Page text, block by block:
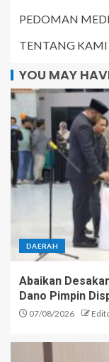
PEDOMAN
TENTANG KAMI
YOU MAY
DAERAH
Abaikan
Dano Pimpin
07/08/2026